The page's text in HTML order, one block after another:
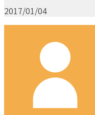
2017/01/04